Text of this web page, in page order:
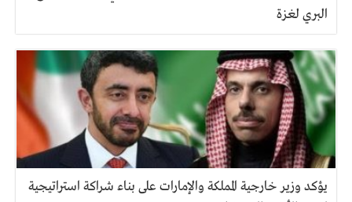
البري لغزة
يؤكد وزير خارجية المملكة والإمارات على بناء شراكة استراتيجية